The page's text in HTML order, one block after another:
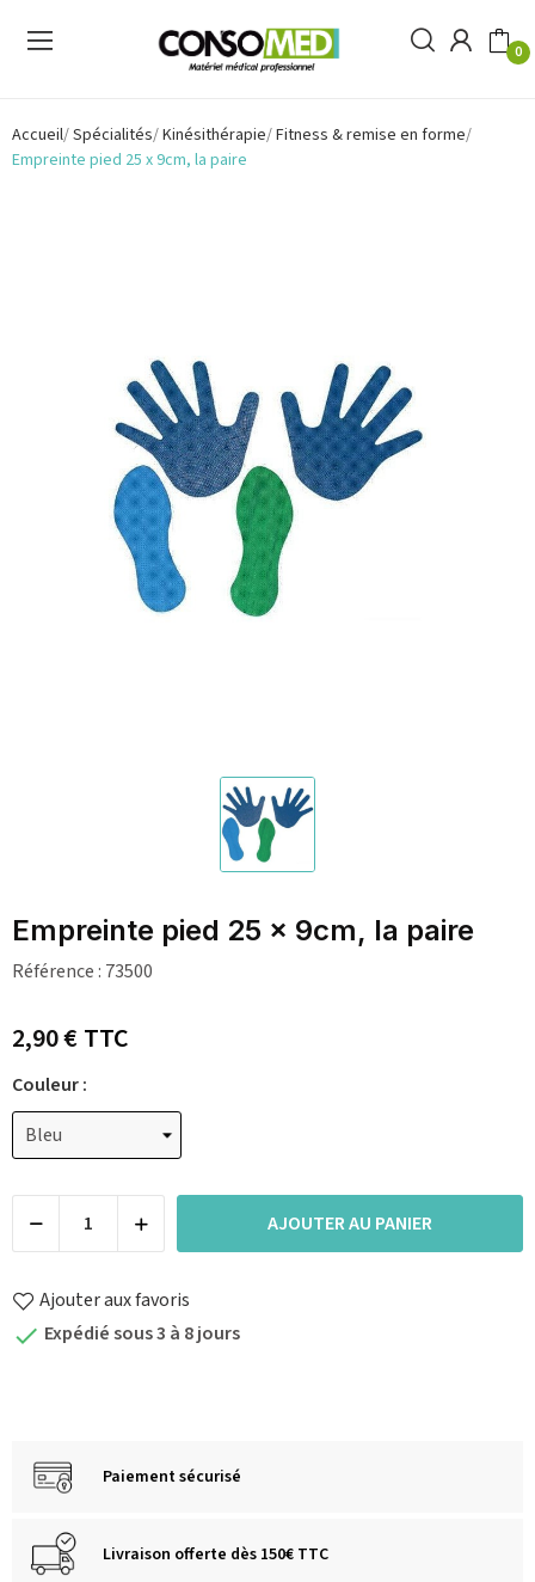
0
Accueil Spécialités Kinésithérapie Fitness & remise en forme
Empreinte pied 25 x 9cm, la paire
Empreinte pied 25 x 9cm, la paire
Référence : 73500
2,90 €TTC
Couleur :
AJOUTER AU PANIER
Ajouter aux favoris
 Expédié sous 3 à 8 jours
Paiement sécurisé
Livraison offerte dès 150€ TTC